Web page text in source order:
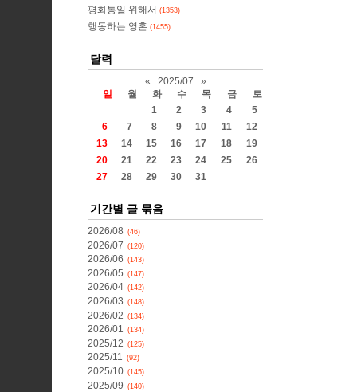
평화통일 위해서 (1353)
행동하는 영혼 (1455)
달력
« 2025/07
»
일
월 화 수 목 금
토
1
2 3 4
5
6
7 8 9 10 11
12
13
14 15 16 17 18
19
20
21 22 23 24 25
26
27
28 29 30 31
기간별 글 묶음
2026/08 (46)
2026/07 (120)
2026/06 (143)
2026/05 (147)
2026/04 (142)
2026/03 (148)
2026/02 (134)
2026/01 (134)
2025/12 (125)
2025/11 (92)
2025/10 (145)
2025/09 (140)